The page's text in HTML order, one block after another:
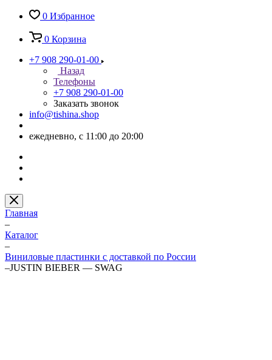
0 Избранное
0 Корзина
+7 908 290-01-00
Назад
Телефоны
+7 908 290-01-00
Заказать звонок
info@tishina.shop
ежедневно, с 11:00 до 20:00
Главная
–
Каталог
–
Виниловые пластинки с доставкой по России
–JUSTIN BIEBER — SWAG